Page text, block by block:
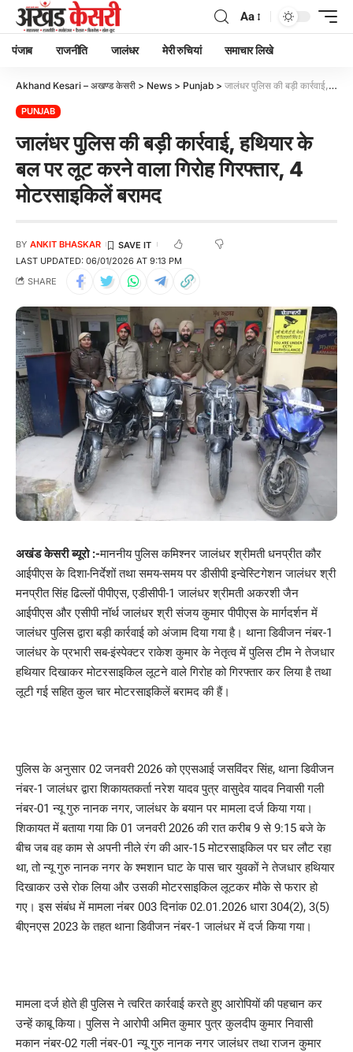
Aa
पंजाब राजनीति जालंधर मेरी रुचियां समाचार लिखे
Akhand Kesari – अखण्ड केसरी > News > Punjab > जालंधर पुलिस की बड़ी कार्रवाई, हथियार के बल पर लूट करने वाला गिरोह गिरफ्तार, 4 मोटरसाइकिलें बरामद
PUNJAB
जालंधर पुलिस की बड़ी कार्रवाई, हथियार के
बल पर लूट करने वाला गिरोह गिरफ्तार, 4
मोटरसाइकिलें बरामद
LAST UPDATED: 06/01/2026 AT 9:13 PM
BY ANKIT BHASKAR
SHARE
अखंड केसरी ब्यूरो :-माननीय पुलिस कमिश्नर जालंधर श्रीमती धनप्रीत कौर
आईपीएस के दिशा-निर्देशों तथा समय-समय पर डीसीपी इन्वेस्टिगेशन जालंधर श्री
मनप्रीत सिंह ढिल्लों पीपीएस, एडीसीपी-1 जालंधर श्रीमती अकरशी जैन
आईपीएस और एसीपी नॉर्थ जालंधर श्री संजय कुमार पीपीएस के मार्गदर्शन में
जालंधर पुलिस द्वारा बड़ी कार्रवाई को अंजाम दिया गया है। थाना डिवीजन नंबर-1
जालंधर के प्रभारी सब-इंस्पेक्टर राकेश कुमार के नेतृत्व में पुलिस टीम ने तेजधार
हथियार दिखाकर मोटरसाइकिल लूटने वाले गिरोह को गिरफ्तार कर लिया है तथा
लूटी गई सहित कुल चार मोटरसाइकिलें बरामद की हैं।
पुलिस के अनुसार 02 जनवरी 2026 को एएसआई जसविंदर सिंह, थाना डिवीजन
नंबर-1 जालंधर द्वारा शिकायतकर्ता नरेश यादव पुत्र वासुदेव यादव निवासी गली
नंबर-01 न्यू गुरु नानक नगर, जालंधर के बयान पर मामला दर्ज किया गया।
शिकायत में बताया गया कि 01 जनवरी 2026 की रात करीब 9 से 9:15 बजे के
बीच जब वह काम से अपनी नीले रंग की आर-15 मोटरसाइकिल पर घर लौट रहा
था, तो न्यू गुरु नानक नगर के श्मशान घाट के पास चार युवकों ने तेजधार हथियार
दिखाकर उसे रोक लिया और उसकी मोटरसाइकिल लूटकर मौके से फरार हो
गए। इस संबंध में मामला नंबर 003 दिनांक 02.01.2026 धारा 304(2), 3(5)
बीएनएस 2023 के तहत थाना डिवीजन नंबर-1 जालंधर में दर्ज किया गया।
मामला दर्ज होते ही पुलिस ने त्वरित कार्रवाई करते हुए आरोपियों की पहचान कर
उन्हें काबू किया। पुलिस ने आरोपी अमित कुमार पुत्र कुलदीप कुमार निवासी
मकान नंबर-02 गली नंबर-01 न्यू गुरु नानक नगर जालंधर तथा राजन कुमार